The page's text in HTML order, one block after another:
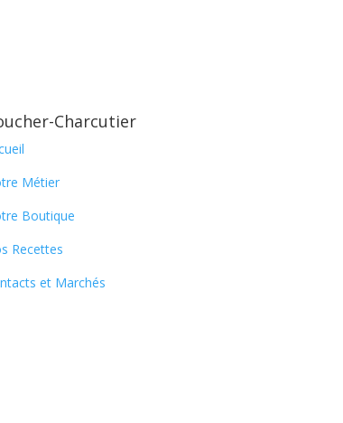
Charcutier
Métier
Boutique
Recettes
et Marchés